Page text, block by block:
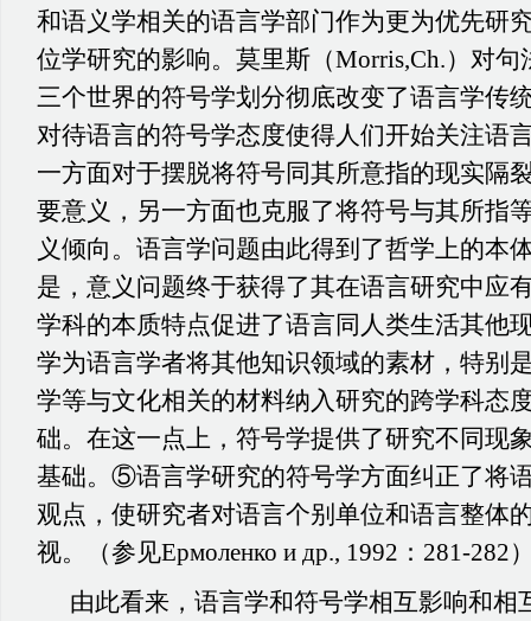
和语义学相关的语言学部门作为更为优先研
位学研究的影响。莫里斯（Morris,Ch.） 对句
三个世界的符号学划分彻底改变了语言学传
对待语言的符号学态度使得人们开始关注语
一方面对于摆脱将符号同其所意指的现实隔
要意义，另一方面也克服了将符号与其所指
义倾向。语言学问题由此得到了哲学上的本
是，意义问题终于获得了其在语言研究中应
学科的本质特点促进了语言同人类生活其他
学为语言学者将其他知识领域的素材，特别
学等与文化相关的材料纳入研究的跨学科态
础。在这一点上，符号学提供了研究不同现
基础。⑤语言学研究的符号学方面纠正了将
观点，使研究者对语言个别单位和语言整体
视。（参见Ермоленко и др., 1992：281-282
由此看来，语言学和符号学相互影响和相